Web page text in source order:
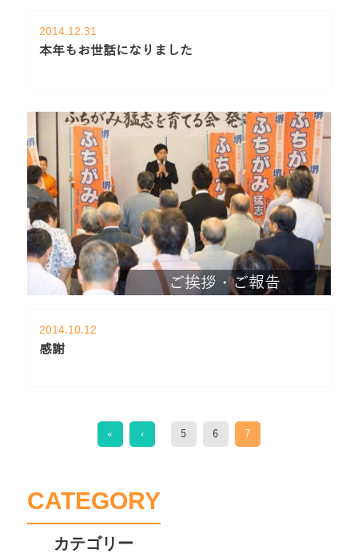
2014.12.31
本年もお世話になりました
ご挨拶・ご報告
2014.10.12
感謝
« ‹ 5 6 7
CATEGORY